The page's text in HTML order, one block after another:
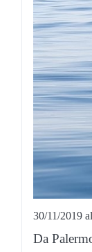
30/11/2019
Da